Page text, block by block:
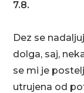
7.8.
Dez se
dolga, saj,
se mi je
utrujena od